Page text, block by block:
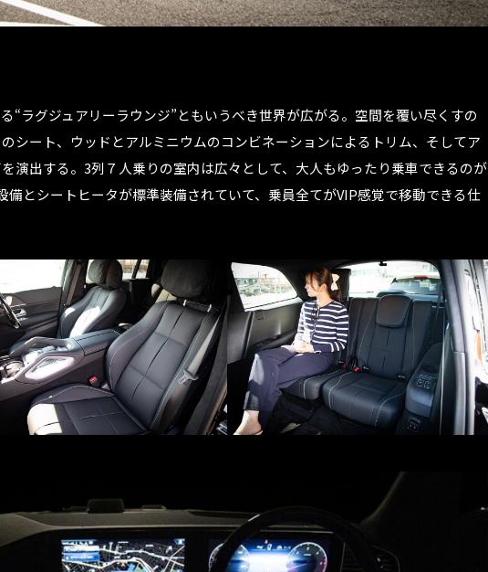
“ラグジュアリーラウンジ”ともいうべき世界が広がる。空間を覆い尽くすの
シート、ウッドとアルミニウムのコンビネーションによるトリム、そしてア
演出する。3列７人乗りの室内は広々として、大人もゆったり乗車できるのが
とシートヒータが標準装備されていて、乗員全てがVIP感覚で移動できる仕